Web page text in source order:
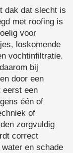
dak dat slecht is
met roofing is
voor
loskomende
vochtinfiltratie.
bij
door een
eerst een
één of
of
zorgvuldig
correct
en schade